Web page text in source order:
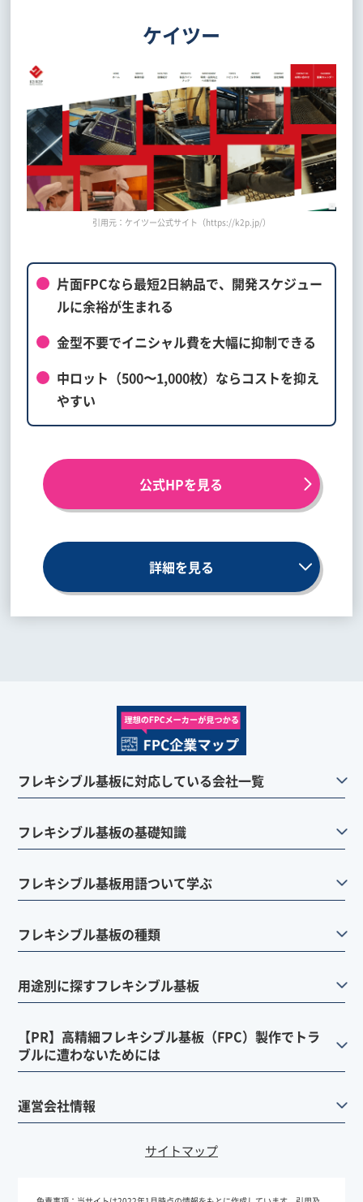
ケイツー
引用元：ケイツー公式サイト（https://k2p.jp/）
片面FPCなら最短2日納品で、開発スケジュー
ルに余裕が生まれる
金型不要でイニシャル費を大幅に抑制できる
中ロット（500〜1,000枚）ならコストを抑え
やすい
公式HPを見る
詳細を見る
フレキシブル基板に対応している会社一覧
フレキシブル基板の基礎知識
フレキシブル基板用語ついて学ぶ
フレキシブル基板の種類
用途別に探すフレキシブル基板
【PR】高精細フレキシブル基板（FPC）製作でトラ
ブルに遭わないためには
運営会社情報
サイトマップ